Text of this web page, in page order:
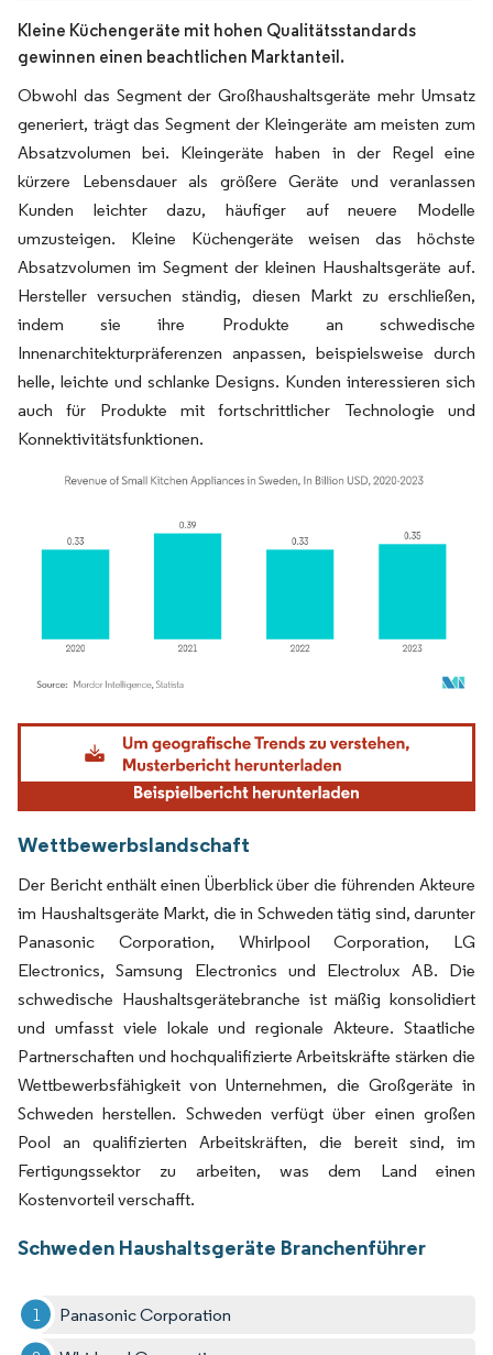
Kleine Küchengeräte mit hohen Qualitätsstandards
gewinnen einen beachtlichen Marktanteil.
Obwohl das Segment der Großhaushaltsgeräte mehr Umsatz
generiert, trägt das Segment der Kleingeräte am meisten zum
Absatzvolumen bei. Kleingeräte haben in der Regel eine
kürzere Lebensdauer als größere Geräte und veranlassen
Kunden leichter dazu, häufiger auf neuere Modelle
umzusteigen. Kleine Küchengeräte weisen das höchste
Absatzvolumen im Segment der kleinen Haushaltsgeräte auf.
Hersteller versuchen ständig, diesen Markt zu erschließen,
indem sie ihre Produkte an schwedische
Innenarchitekturpräferenzen anpassen, beispielsweise durch
helle, leichte und schlanke Designs. Kunden interessieren sich
auch für Produkte mit fortschrittlicher Technologie und
Konnektivitätsfunktionen.
Bild © Mordor Intelligence. Wiederverwendung erfordert Namensnennung gemäß
Wettbewerbslandschaft
Der Bericht enthält einen Überblick über die führenden Akteure
im Haushaltsgeräte Markt, die in Schweden tätig sind, darunter
Panasonic Corporation, Whirlpool Corporation, LG
Electronics, Samsung Electronics und Electrolux AB. Die
schwedische Haushaltsgerätebranche ist mäßig konsolidiert
und umfasst viele lokale und regionale Akteure. Staatliche
Partnerschaften und hochqualifizierte Arbeitskräfte stärken die
Wettbewerbsfähigkeit von Unternehmen, die Großgeräte in
Schweden herstellen. Schweden verfügt über einen großen
Pool an qualifizierten Arbeitskräften, die bereit sind, im
Fertigungssektor zu arbeiten, was dem Land einen
Kostenvorteil verschafft.
Schweden Haushaltsgeräte Branchenführer
Panasonic Corporation